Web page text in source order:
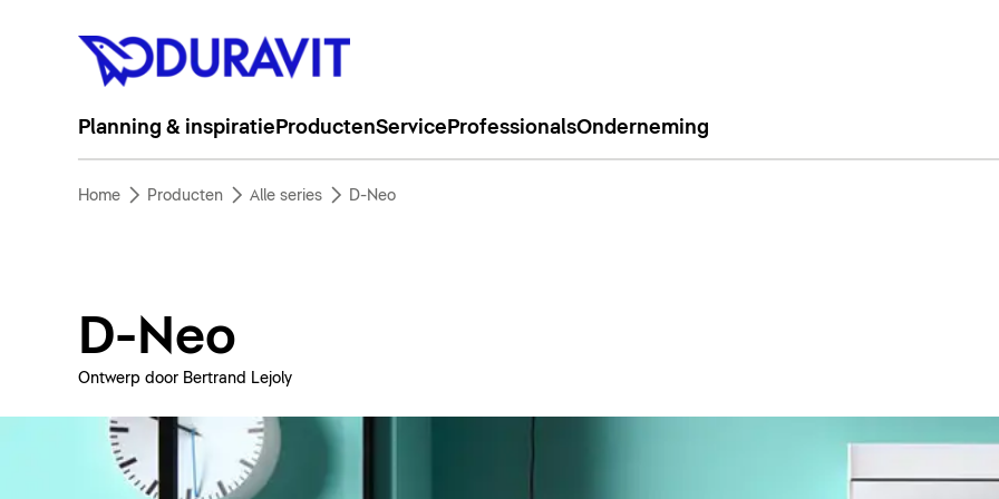
Planning & inspiratie ProductenService ProfessionalsOnderneming
Home Producten Alle series D-Neo
D-Neo
Ontwerp door Bertrand Lejoly